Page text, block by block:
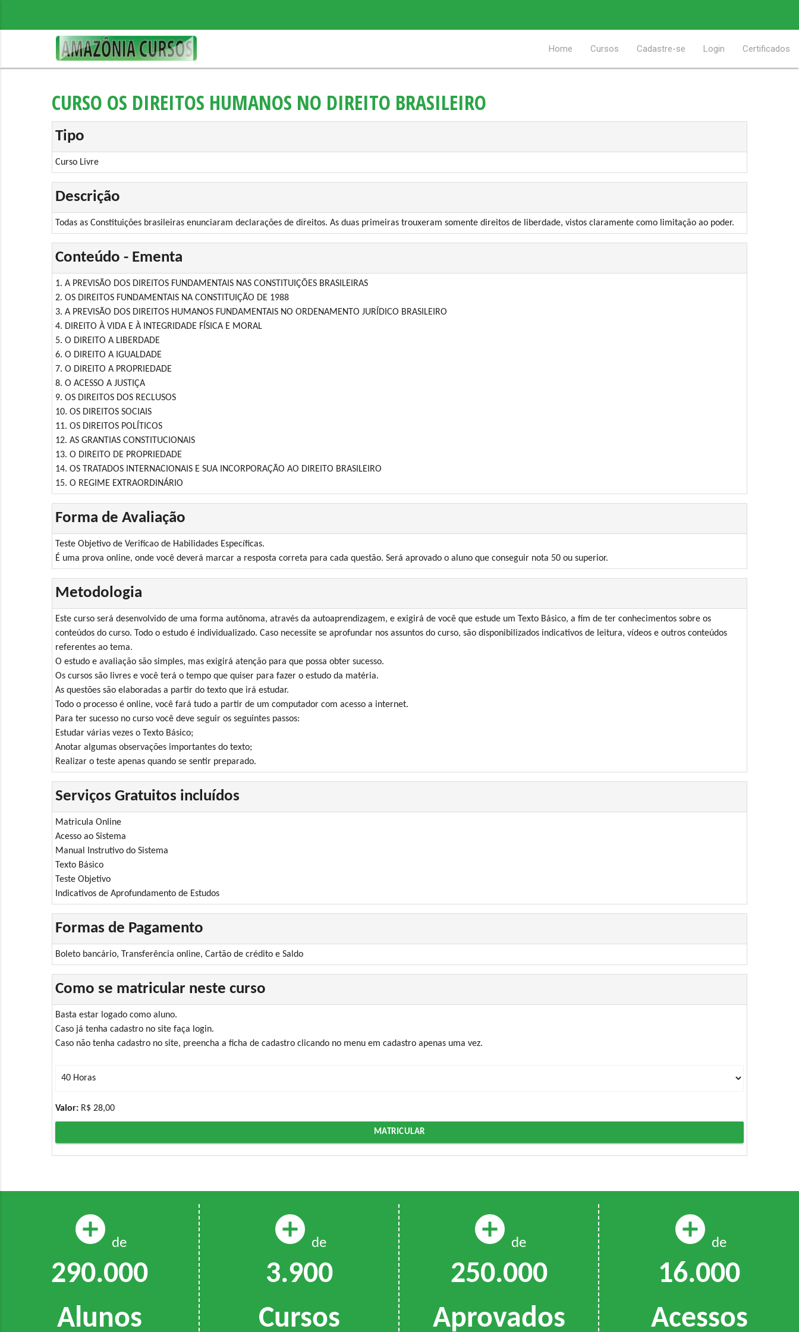
Home Cursos Cadastre-se Login Certificados
CURSO OS DIREITOS HUMANOS NO DIREITO BRASILEIRO
Tipo
Curso Livre
Descrição
Todas as Constituições brasileiras enunciaram declarações de direitos. As duas primeiras trouxeram somente direitos de liberdade, vistos claramente como limitação ao poder.
Conteúdo - Ementa
1. A PREVISÃO DOS DIREITOS FUNDAMENTAIS NAS CONSTITUIÇÕES BRASILEIRAS
2. OS DIREITOS FUNDAMENTAIS NA CONSTITUIÇÃO DE 1988
3. A PREVISÃO DOS DIREITOS HUMANOS FUNDAMENTAIS NO ORDENAMENTO JURÍDICO BRASILEIRO
4. DIREITO À VIDA E À INTEGRIDADE FÍSICA E MORAL
5. O DIREITO A LIBERDADE
6. O DIREITO A IGUALDADE
7. O DIREITO A PROPRIEDADE
8. O ACESSO A JUSTIÇA
9. OS DIREITOS DOS RECLUSOS
10. OS DIREITOS SOCIAIS
11. OS DIREITOS POLÍTICOS
12. AS GRANTIAS CONSTITUCIONAIS
13. O DIREITO DE PROPRIEDADE
14. OS TRATADOS INTERNACIONAIS E SUA INCORPORAÇÃO AO DIREITO BRASILEIRO
15. O REGIME EXTRAORDINÁRIO
Forma de Avaliação
Teste Objetivo de Verificao de Habilidades Específicas.
É uma prova online, onde você deverá marcar a resposta correta para cada questão. Será aprovado o aluno que conseguir nota 50 ou superior.
Metodologia
Este curso será desenvolvido de uma forma autônoma, através da autoaprendizagem, e exigirá de você que estude um Texto Básico, a fim de ter conhecimentos sobre os
conteúdos do curso. Todo o estudo é individualizado. Caso necessite se aprofundar nos assuntos do curso, são disponibilizados indicativos de leitura, vídeos e outros conteúdos
referentes ao tema.
O estudo e avaliação são simples, mas exigirá atenção para que possa obter sucesso.
Os cursos são livres e você terá o tempo que quiser para fazer o estudo da matéria.
As questões são elaboradas a partir do texto que irá estudar.
Todo o processo é online, você fará tudo a partir de um computador com acesso a internet.
Para ter sucesso no curso você deve seguir os seguintes passos:
Estudar várias vezes o Texto Básico;
Anotar algumas observações importantes do texto;
Realizar o teste apenas quando se sentir preparado.
Serviços Gratuitos incluídos
Matricula Online
Acesso ao Sistema
Manual Instrutivo do Sistema
Texto Básico
Teste Objetivo
Indicativos de Aprofundamento de Estudos
Formas de Pagamento
Boleto bancário, Transferência online, Cartão de crédito e Saldo
Como se matricular neste curso
Basta estar logado como aluno.
Caso já tenha cadastro no site faça login.
Caso não tenha cadastro no site, preencha a ficha de cadastro clicando no menu em cadastro apenas uma vez.
Valor: R$ 28,00
MATRICULAR
add_circle de
290.000
Alunos
add_circle de
3.900
Cursos
add_circle de
250.000
Aprovados
add_circle de
16.000
Acessos